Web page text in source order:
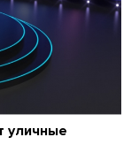
уличные